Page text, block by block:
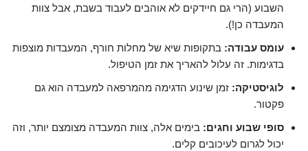
השבוע (הרי גם חיידקים לא אוהבים לעבוד בשבת, אבל צוות
המעבדה כן!).
עומס עבודה: בתקופות שיא של מחלות חורף, המעבדות מוצפות
בדגימות. זה עלול להאריך את זמן הטיפול.
לוגיסטיקה: זמן שינוע הדגימה מהמרפאה למעבדה הוא גם
פקטור.
סופי שבוע וחגים: בימים אלה, צוות המעבדה מצומצם יותר, וזה
יכול לגרום לעיכובים קלים.